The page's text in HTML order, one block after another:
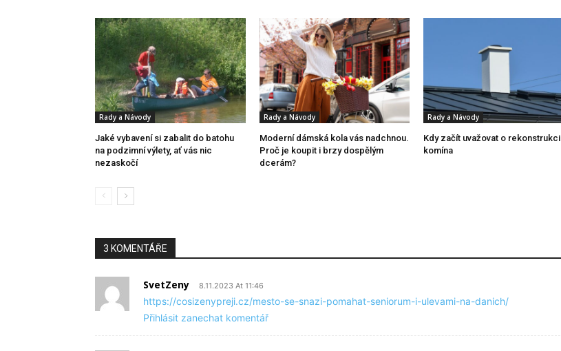
Rady a Návody
Jaké vybavení si zabalit do batohu
na podzimní výlety, ať vás nic
nezaskočí
Rady a Návody
Moderní dámská kola vás nadchnou.
Proč je koupit i brzy dospělým
dcerám?
Rady a Návody
Kdy začít uvažovat o rekonstrukci
komína
3 KOMENTÁŘE
SvetZeny 8.11.2023 At 11:46
https://cosizenypreji.cz/mesto-se-snazi-pomahat-seniorum-i-ulevami-na-danich/
Přihlásit zanechat komentář